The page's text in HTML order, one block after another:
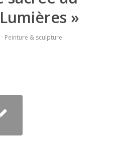
»
Peinture & sculpture